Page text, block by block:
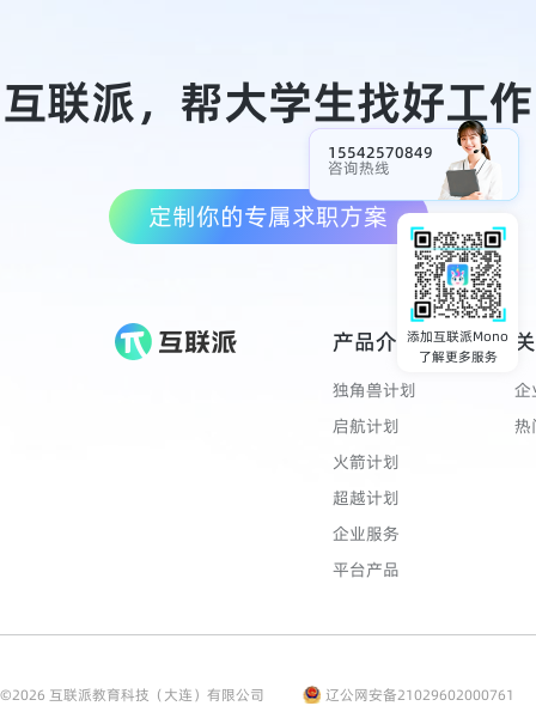
15542570849
咨询热线
添加互联派Mono
了解更多服务
互联派，帮大学生找好工作
定制你的专属求职方案
产品介绍
独角兽计划
启航计划
火箭计划
超越计划
企业服务
平台产品
企
热
©2026 互联派教育科技（大连）有限公司 辽公网安备21029602000761